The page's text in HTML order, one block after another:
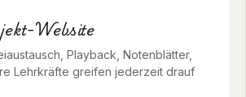
Website
Playback, Notenblätter,
Lehrkräfte greifen jederzeit drauf